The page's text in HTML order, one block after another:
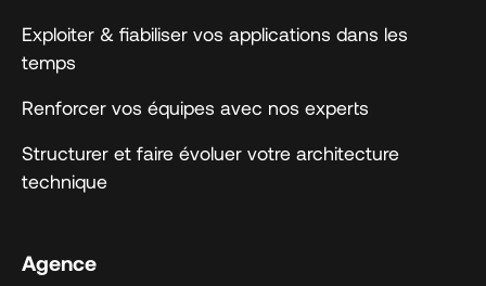
Exploiter & fiabiliser vos applications dans les
temps
Renforcer vos équipes avec nos experts
Structurer et faire évoluer votre architecture
technique
Agence